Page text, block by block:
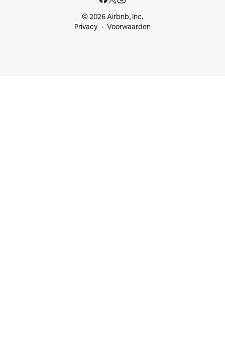
© 2026 Airbnb, Inc.
Privacy
Voorwaarden